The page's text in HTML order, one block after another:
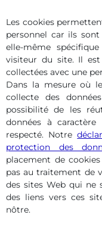
Les cookies
personnel car ils sont
elle-même
visiteur du site. Il
collectées avec une
Dans la mesure où
collecte des
possibilité de les
données à
respecté. Notre
protection des
placement de
pas au traitement de
des sites Web qui ne
des liens vers ces
nôtre.